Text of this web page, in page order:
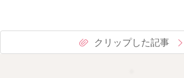
クリップした記事